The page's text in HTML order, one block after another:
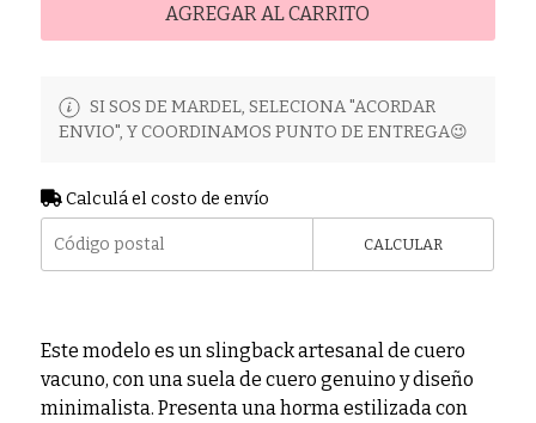
AGREGAR AL CARRITO
SI SOS DE MARDEL, SELECIONA "ACORDAR
ENVIO", Y COORDINAMOS PUNTO DE ENTREGA😉
Calculá el costo de envío
CALCULAR
Este modelo es un slingback artesanal de cuero
vacuno, con una suela de cuero genuino y diseño
minimalista. Presenta una horma estilizada con